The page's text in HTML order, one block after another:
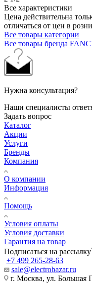
Все характеристики
Цена действительна
отличаться от цен в
Все товары категории
Все товары бренда
Нужна консультация?
Наши специалисты
Задать вопрос
Каталог
Акции
Услуги
Бренды
Компания
О компании
Информация
Помощь
Условия оплаты
Условия доставки
Гарантия на товар
Подписаться на рассылку
+7 499 265-28-63
sale@electrobazar.ru
г. Москва, ул. Большая